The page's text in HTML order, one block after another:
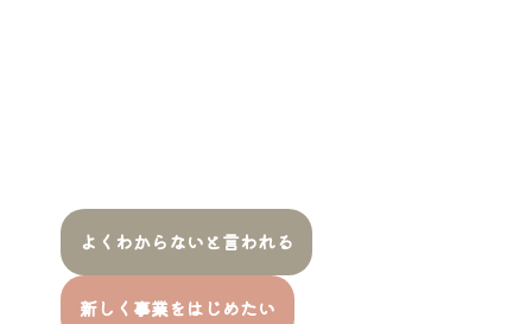
よくわからないと言われる
新しく事業をはじめたい